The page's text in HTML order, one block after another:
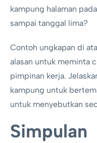
kampung halaman
sampai tanggal lima?
Contoh ungkapan di
alasan untuk meminta
pimpinan kerja.
kampung untuk
untuk menyebutkan
Simpulan